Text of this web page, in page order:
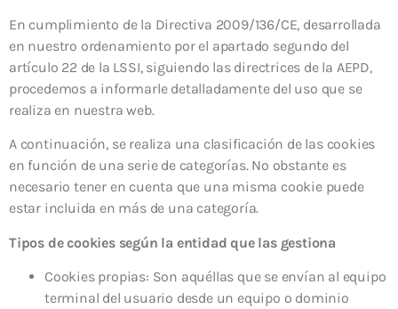
En cumplimiento de la Directiva 2009/136/CE, desarrollada
en nuestro ordenamiento por el apartado segundo del
artículo 22 de la LSSI, siguiendo las directrices de la AEPD,
procedemos a informarle detalladamente del uso que se
realiza en nuestra web.
A continuación, se realiza una clasificación de las cookies
en función de una serie de categorías. No obstante es
necesario tener en cuenta que una misma cookie puede
estar incluida en más de una categoría.
Tipos de cookies según la entidad que las gestiona
Cookies propias: Son aquéllas que se envían al equipo
terminal del usuario desde un equipo o dominio